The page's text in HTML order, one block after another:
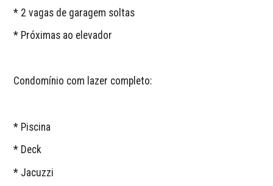
* 2 vagas de garagem soltas
* Próximas ao elevador
Condomínio com lazer completo:
* Piscina
* Deck
* Jacuzzi